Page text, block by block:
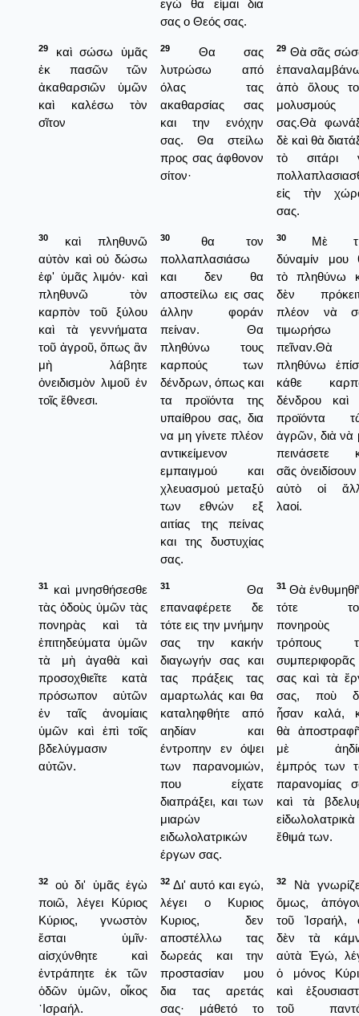
εγώ θα είμαι δια
σας ο Θεός σας.
29
καὶ σώσω ὑμᾶς
ἐκ πασῶν τῶν
ἀκαθαρσιῶν ὑμῶν
καὶ καλέσω τὸν
σῖτον
29
Θα σας
λυτρώσω από
όλας τας
ακαθαρσίας σας
και την ενόχην
σας. Θα στείλω
προς σας άφθονον
σίτον·
29 Θὰ σᾶς
ἀπὸ ὅλους
μολυσμούς
σας.Θὰ
δὲ καὶ θὰ
τὸ σιτάρι
εἰς τὴν
σας.
30
καὶ πληθυνῶ
αὐτὸν καὶ οὐ δώσω
ἐφ' ὑμᾶς λιμόν· καὶ
πληθυνῶ τὸν
καρπὸν τοῦ ξύλου
καὶ τὰ γεννήματα
τοῦ ἀγροῦ, ὅπως ἂν
μὴ λάβητε
ὀνειδισμὸν λιμοῦ ἐν
τοῖς ἔθνεσι.
30
θα τον
πολλαπλασιάσω
και δεν θα
αποστείλω εις σας
άλλην φοράν
πείναν. Θα
πληθύνω τους
καρπούς των
δένδρων, όπως και
τα προϊόντα της
υπαίθρου σας, δια
να μη γίνετε πλέον
αντικείμενον
εμπαιγμού και
χλευασμού μεταξύ
των εθνών εξ
αιτίας της πείνας
και της δυστυχίας
σας.
30
Μὲ
δύναμίν μου
τὸ πληθύνω
δὲν
πλέον νὰ
τιμωρήσω
πεῖναν.Θὰ
πληθύνω
κάθε
δένδρου καὶ
προϊόντα
ἀγρῶν, διὰ νὰ
πεινάσετε
σᾶς ὀνειδίσουν
αὐτὸ οἱ
λαοί.
31
καὶ μνησθήσεσθε
τὰς ὁδοὺς ὑμῶν τὰς
πονηρὰς καὶ τὰ
ἐπιτηδεύματα ὑμῶν
τὰ μὴ ἀγαθὰ καὶ
προσοχθιεῖτε κατὰ
πρόσωπον αὐτῶν
ἐν ταῖς ἀνομίαις
ὑμῶν καὶ ἐπὶ τοῖς
βδελύγμασιν
αὐτῶν.
31
Θα
επαναφέρετε δε
τότε εις την μνήμην
σας την κακήν
διαγωγήν σας και
τας πράξεις τας
αμαρτωλάς και θα
καταληφθήτε από
αηδίαν και
έντροπην εν όψει
των παρανομιών,
που είχατε
διαπράξει, και των
μιαρών
ειδωλολατρικών
έργων σας.
31 Θὰ
τότε
πονηροὺς
τρόπους
συμπεριφορᾶς
σας καὶ τὰ
σας, ποὺ
ἦσαν καλά,
θὰ
μὲ
ἐμπρός των
παρανομίας
καὶ τὰ
εἰδωλολατρικὰ
ἔθιμά των.
32
οὐ δι' ὑμᾶς ἐγὼ
ποιῶ, λέγει Κύριος
Κύριος, γνωστὸν
ἔσται ὑμῖν·
αἰσχύνθητε καὶ
ἐντράπητε ἐκ τῶν
ὁδῶν ὑμῶν, οἶκος
᾿Ισραήλ.
32 Δι' αυτό και εγώ,
λέγει ο Κυριος
Κυριος, δεν
αποστέλλω τας
δωρεάς και την
προστασίαν μου
δια τας αρετάς
σας· μάθετό το
32
Νὰ
ὅμως,
τοῦ Ἰσραήλ,
δὲν τὰ
αὐτὰ Ἐγώ,
ὁ μόνος
καὶ
τοῦ